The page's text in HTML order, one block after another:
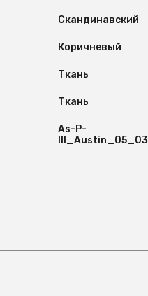
Скандинавский
Коричневый
Ткань
Ткань
As-P-
III_Austin_05_03